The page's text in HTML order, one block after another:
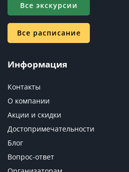
Все экскурсии
Все расписание
Информация
Контакты
О компании
Акции и скидки
Достопримечательности
Блог
Вопрос-ответ